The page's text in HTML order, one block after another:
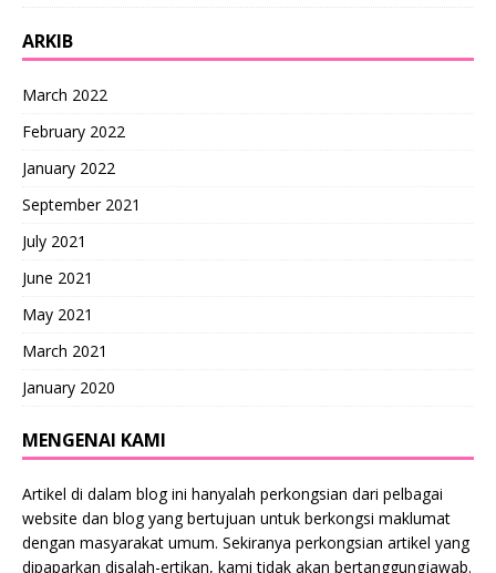
ARKIB
March 2022
February 2022
January 2022
September 2021
July 2021
June 2021
May 2021
March 2021
January 2020
MENGENAI KAMI
Artikel di dalam blog ini hanyalah perkongsian dari pelbagai
website dan blog yang bertujuan untuk berkongsi maklumat
dengan masyarakat umum. Sekiranya perkongsian artikel yang
dipaparkan disalah-ertikan, kami tidak akan bertanggungjawab.